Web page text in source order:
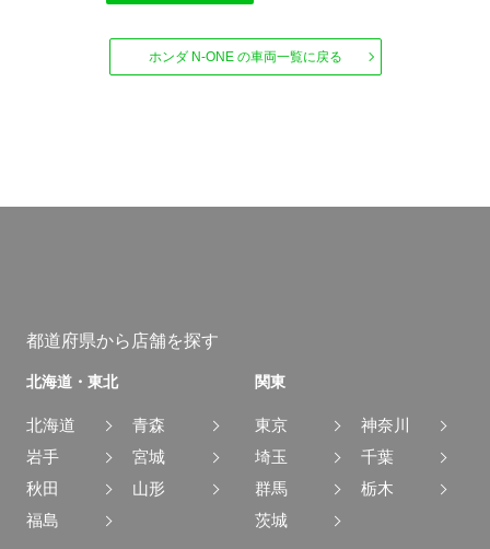
ホンダ N-ONE の車両一覧に戻る
都道府県から店舗を探す
北海道・東北
北海道
青森
岩手
宮城
秋田
山形
福島
関東
東京
神奈川
埼玉
千葉
群馬
栃木
茨城